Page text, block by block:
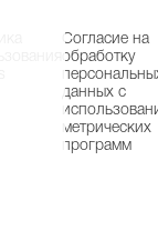
Согласие на
обработку
данных с
метрических
программ